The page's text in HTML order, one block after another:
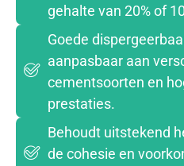
gehalte van 20% of
Goede
aanpasbaar aan
cementsoorten en
prestaties.
Behoudt uitstekend
de cohesie en